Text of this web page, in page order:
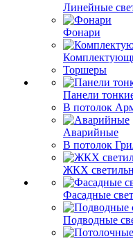
Линейные
Фонари
Торшеры
Панели
В потолок
Аварийные
В потолок
ЖКХ
Фасадные
Подводные